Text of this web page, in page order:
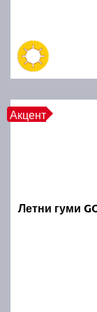
Летните гуми
дълбочината
Въпреки това,
безопасност
дълбочина
ПРОЧЕТИ
България?
Можем
зимни
Въпреки че е
зимните
се износва
Освен това,
слабо
Акцент
Летни гуми